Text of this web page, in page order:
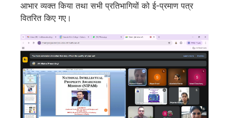
आभार व्यक्त किया तथा सभी प्रतिभागियों को ई-प्रमाण पत्र
वितरित किए गए।